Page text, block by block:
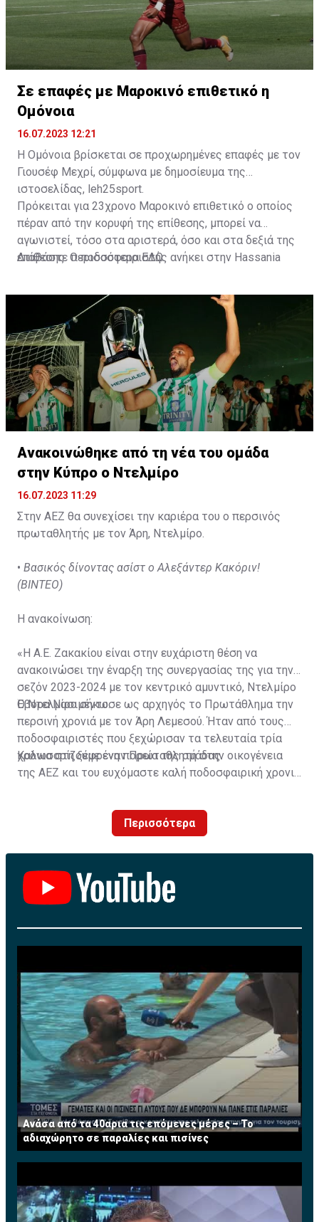
Σε επαφές με Μαροκινό επιθετικό η
Ομόνοια
16.07.2023 12:21
Η Ομόνοια βρίσκεται σε προχωρημένες επαφές με τον
Γιουσέφ Μεχρί, σύμφωνα με δημοσίευμα της
ιστοσελίδας, leh25sport.
Πρόκειται για 23χρονο Μαροκινό επιθετικό ο οποίος
πέραν από την κορυφή της επίθεσης, μπορεί να
αγωνιστεί, τόσο στα αριστερά, όσο και στα δεξιά της
επίθεσης. Ο ποδοσφαιριστής ανήκει στην Hassania
Διαβάστε περισσότεραΕΔΩ.
Ανακοινώθηκε από τη νέα του ομάδα
στην Κύπρο ο Ντελμίρο
16.07.2023 11:29
Στην ΑΕΖ θα συνεχίσει την καριέρα του ο περσινός
πρωταθλητής με τον Άρη, Ντελμίρο.
• Βασικός δίνοντας ασίστ ο Αλεξάντερ Κακόριν!
(ΒΙΝΤΕΟ)
Η ανακοίνωση:
«Η Α.Ε. Ζακακίου είναι στην ευχάριστη θέση να
ανακοινώσει την έναρξη της συνεργασίας της για την
σεζόν 2023-2024 με τον κεντρικό αμυντικό, Ντελμίρο
Έβορα Νασιμέντο.
Ο Ντελμίρο σήκωσε ως αρχηγός το Πρωτάθλημα την
περσινή χρονιά με τον Άρη Λεμεσού. Ήταν από τους
ποδοσφαιριστές που ξεχώρισαν τα τελευταία τρία
χρόνια στη ξέφρενη πορεία της ομάδας.
Καλωσορίζουμε έναν Πρωταθλητή στην οικογένεια
της ΑΕΖ και του ευχόμαστε καλή ποδοσφαιρική χρονιά
Περισσότερα
Ανάσα από τα 40αρια τις επόμενες μέρες – Το
αδιαχώρητο σε παραλίες και πισίνες